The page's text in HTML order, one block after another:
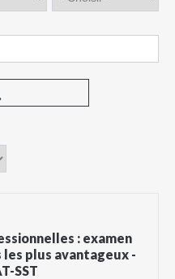
: examen
plus avantageux -
SST